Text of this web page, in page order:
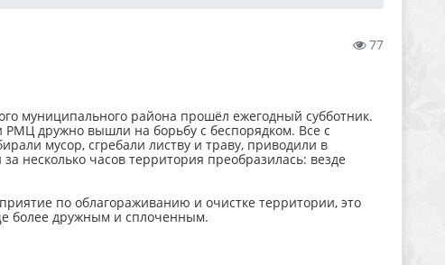
77
муниципального района прошёл ежегодный субботник.
дружно вышли на борьбу с беспорядком. Все с
мусор, сгребали листву и траву, приводили в
несколько часов территория преобразилась: везде
по облагораживанию и очистке территории, это
более дружным и сплоченным.